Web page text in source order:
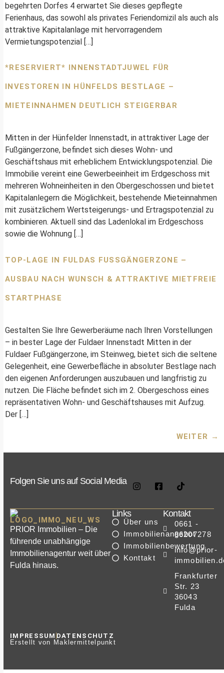
begehrten Dorfes 4 erwartet Sie dieses gepflegte
Ferienhaus, das sowohl als privates Feriendomizil als auch als
attraktive Kapitalanlage mit hervorragendem
Vermietungspotenzial […]
*RESERVIERT* INNENSTADTJUWEL FÜR
INVESTOREN IN HÜNFELDS BESTLAGE –
MIETEINNAHMEN DEUTLICH STEIGERBAR
Mitten in der Hünfelder Innenstadt, in attraktiver Lage der
Fußgängerzone, befindet sich dieses Wohn- und
Geschäftshaus mit erheblichem Entwicklungspotenzial. Die
Immobilie vereint eine Gewerbeeinheit im Erdgeschoss mit
mehreren Wohneinheiten in den Obergeschossen und bietet
Kapitalanlegern die Möglichkeit, bestehende Mieteinnahmen
mit zusätzlichem Wertsteigerungs- und Ertragspotenzial zu
kombinieren. Aktuell sind das Ladenlokal im Erdgeschoss
sowie die Wohnung […]
TOP-LAGE IN FULDAS FUSSGÄNGERZONE – A
USBAU NACH WUNSCH & ATTRAKTIVE MIETFREIE S
TARTPHASE
Gestalten Sie Ihre Gewerberäume nach Ihren Vorstellungen
– in bester Lage der Fuldaer Innenstadt Mitten in der
Fuldaer Fußgängerzone, im Steinweg, bietet sich die seltene
Gelegenheit, eine Gewerbefläche in absoluter Bestlage nach
den eigenen Anforderungen auszubauen und langfristig zu
nutzen. Die Fläche befindet sich im 2. Obergeschoss eines
repräsentativen Wohn- und Geschäftshauses mit Aufzug.
Der […]
WEITER →
Folgen Sie uns auf Social Media
PRIOR Immobilien – Die
führende unabhängige
Immobilienagentur weit über
Fulda hinaus.
Links
Über uns
Immobilienangebot
Immobilienbewertung
Konttakt
Kontakt
0661 -
86207278
info@prior-
Frankfurter
Str. 23
36043
Fulda
IMPRESSUM DATENSCHUTZ
Erstellt von Maklermittelpunkt